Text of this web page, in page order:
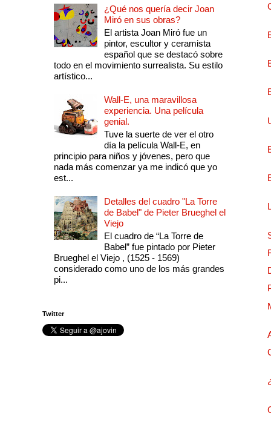
¿Qué nos quería decir Joan
Miró en sus obras?
El artista Joan Miró fue un
pintor, escultor y ceramista
español que se destacó sobre
todo en el movimiento surrealista. Su estilo
artístico...
Wall-E, una maravillosa
experiencia. Una película
genial.
Tuve la suerte de ver el otro
día la película Wall-E, en
principio para niños y jóvenes, pero que
nada más comenzar ya me indicó que yo
est...
Detalles del cuadro "La Torre
de Babel" de Pieter Brueghel el
Viejo
El cuadro de “La Torre de
Babel” fue pintado por Pieter
Brueghel el Viejo , (1525 - 1569)
considerado como uno de los más grandes
pi...
Twitter